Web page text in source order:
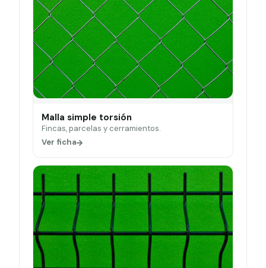
Malla simple torsión
Fincas, parcelas y cerramientos.
Ver ficha